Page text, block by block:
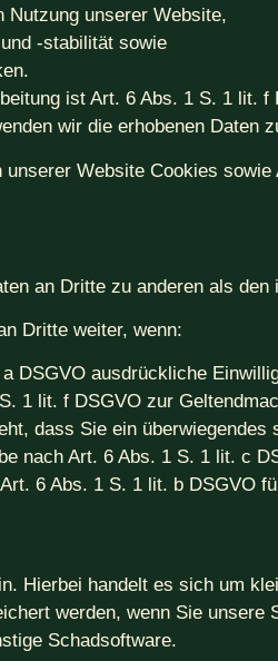
Nutzung unserer Website,
-stabilität sowie
ist Art. 6 Abs. 1 S. 1 lit.
wir die erhobenen
Website Cookies
an Dritte zu anderen als
Dritte weiter, wenn:
DSGVO ausdrückliche
1 lit. f DSGVO zur
dass Sie ein
nach Art. 6 Abs. 1 S. 1 lit. c
6 Abs. 1 S. 1 lit. b DSGVO
Hierbei handelt es sich um
werden, wenn Sie
Schadsoftware.